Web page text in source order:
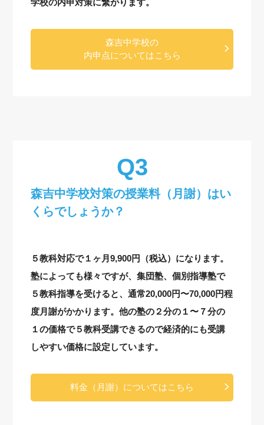
森吉中学校の
内申点についてはこちら
森吉中学校対策の授業料（月謝）はい
くらでしょうか？
５教科対応で１ヶ月9,900円（税込）になります。
塾によっても様々ですが、集団塾、個別指導塾で
５教科指導を受けると、通常20,000円〜70,000円程
度月謝がかかります。他の塾の２分の１〜７分の
１の価格で５教科受講できるので経済的にも受講
しやすい価格に設定しています。
料金（月謝）についてはこちら